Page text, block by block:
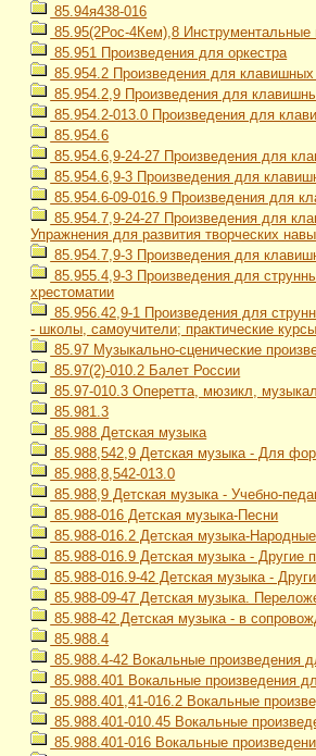
85.94я438-016
85.95(2Рос-4Кем),8 Инструментальные
85.951 Произведения для оркестра
85.954.2 Произведения для
85.954.2,9 Произведения для
85.954.2-013.0 Произведения для
85.954.6
85.954.6,9-24-27 Произведения для
85.954.6,9-3 Произведения для
85.954.6-09-016.9 Произведения для
85.954.7,9-24-27 Произведения для
Упражнения для развития творческих
85.954.7,9-3 Произведения для
85.955.4,9-3 Произведения для
хрестоматии
85.956.42,9-1 Произведения для
- школы, самоучители; практические
85.97 Музыкально-сценические
85.97(2)-010.2 Балет России
85.97-010.3 Оперетта, мюзикл,
85.981.3
85.988 Детская музыка
85.988,542,9 Детская музыка - Для
85.988,8,542-013.0
85.988,9 Детская музыка - Учебно-
85.988-016 Детская музыка-Песни
85.988-016.2 Детская музыка-
85.988-016.9 Детская музыка - Другие
85.988-016.9-42 Детская музыка -
85.988-09-47 Детская музыка.
85.988-42 Детская музыка - в
85.988.4
85.988.4-42 Вокальные произведения
85.988.401 Вокальные произведения
85.988.401,41-016.2 Вокальные
85.988.401-010.45 Вокальные
85.988.401-016 Вокальные